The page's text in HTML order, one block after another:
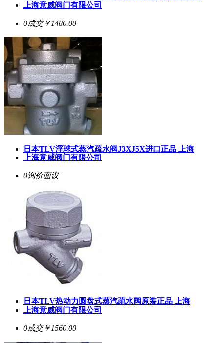
上海意威阀门有限公司
0成交￥1480.00
日本TLV浮球式蒸汽疏水阀J3XJ5X进口正品 上海
上海意威阀门有限公司
0询价面议
日本TLV热动力圆盘式蒸汽疏水阀原装正品 上海
上海意威阀门有限公司
0成交￥1560.00